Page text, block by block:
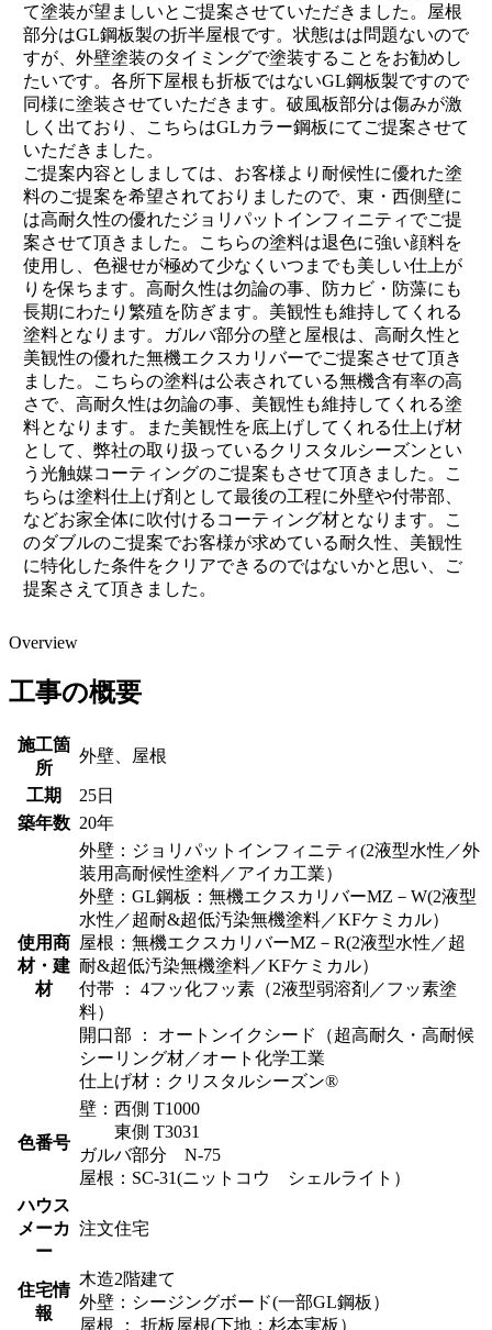
て塗装が望ましいとご提案させていただきました。屋根
部分はGL鋼板製の折半屋根です。状態はは問題ないので
すが、外壁塗装のタイミングで塗装することをお勧めし
たいです。各所下屋根も折板ではないGL鋼板製ですので
同様に塗装させていただきます。破風板部分は傷みが激
しく出ており、こちらはGLカラー鋼板にてご提案させて
いただきました。
ご提案内容としましては、お客様より耐候性に優れた塗
料のご提案を希望されておりましたので、東・西側壁に
は高耐久性の優れたジョリパットインフィニティでご提
案させて頂きました。こちらの塗料は退色に強い顔料を
使用し、色褪せが極めて少なくいつまでも美しい仕上が
りを保ちます。高耐久性は勿論の事、防カビ・防藻にも
長期にわたり繁殖を防ぎます。美観性も維持してくれる
塗料となります。ガルバ部分の壁と屋根は、高耐久性と
美観性の優れた無機エクスカリバーでご提案させて頂き
ました。こちらの塗料は公表されている無機含有率の高
さで、高耐久性は勿論の事、美観性も維持してくれる塗
料となります。また美観性を底上げしてくれる仕上げ材
として、弊社の取り扱っているクリスタルシーズンとい
う光触媒コーティングのご提案もさせて頂きました。こ
ちらは塗料仕上げ剤として最後の工程に外壁や付帯部、
などお家全体に吹付けるコーティング材となります。こ
のダブルのご提案でお客様が求めている耐久性、美観性
に特化した条件をクリアできるのではないかと思い、ご
提案さえて頂きました。
Overview
工事の概要
施工箇
所
外壁、屋根
工期
25日
築年数 20年
使用商
材・建
材
外壁：ジョリパットインフィニティ(2液型水性／外
装用高耐候性塗料／アイカ工業）
外壁：GL鋼板：無機エクスカリバーMZ－W(2液型
水性／超耐&超低汚染無機塗料／KFケミカル）
屋根：無機エクスカリバーMZ－R(2液型水性／超
耐&超低汚染無機塗料／KFケミカル）
付帯 ： 4フッ化フッ素（2液型弱溶剤／フッ素塗
料）
開口部 ： オートンイクシード（超高耐久・高耐候
シーリング材／オート化学工業
仕上げ材：クリスタルシーズン®
色番号
壁：西側 T1000
東側 T3031
ガルバ部分 N-75
屋根：SC-31(ニットコウ シェルライト）
ハウス
メーカ
ー
注文住宅
住宅情
報
木造2階建て
外壁：シージングボード(一部GL鋼板）
屋根 ： 折板屋根(下地：杉本実板）